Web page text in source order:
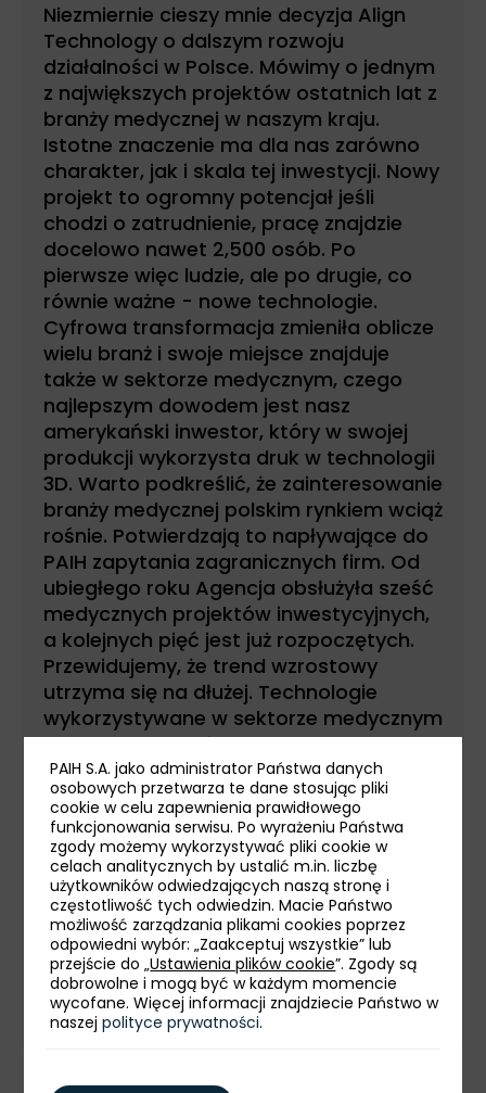
Niezmiernie cieszy mnie decyzja Align
Technology o dalszym rozwoju
działalności w Polsce. Mówimy o jednym
z największych projektów ostatnich lat z
branży medycznej w naszym kraju.
Istotne znaczenie ma dla nas zarówno
charakter, jak i skala tej inwestycji. Nowy
projekt to ogromny potencjał jeśli
chodzi o zatrudnienie, pracę znajdzie
docelowo nawet 2,500 osób. Po
pierwsze więc ludzie, ale po drugie, co
równie ważne - nowe technologie.
Cyfrowa transformacja zmieniła oblicze
wielu branż i swoje miejsce znajduje
także w sektorze medycznym, czego
najlepszym dowodem jest nasz
amerykański inwestor, który w swojej
produkcji wykorzysta druk w technologii
3D. Warto podkreślić, że zainteresowanie
branży medycznej polskim rynkiem wciąż
rośnie. Potwierdzają to napływające do
PAIH zapytania zagranicznych firm. Od
ubiegłego roku Agencja obsłużyła sześć
medycznych projektów inwestycyjnych,
a kolejnych pięć jest już rozpoczętych.
Przewidujemy, że trend wzrostowy
utrzyma się na dłużej. Technologie
wykorzystywane w sektorze medycznym
są teraz wszystkim bardzo potrzebne.
Chcę też podkreślić, że Wrocław to
idealna lokalizacja dla tego typu
inwestycji. Miasto jest wiodącym
ośrodkiem innowacji z silnym zapleczem
akademickim i największą w kraju liczbą
jednostek badawczo-rozwojowych. W
tej ostatniej kategorii od 2018 roku swój
udział ma też Align Technology -
komentuje Krzysztof Drynda, prezes
Polskiej Agencji Inwestycji i Handlu.
PAIH S.A. jako administrator Państwa danych
osobowych przetwarza te dane stosując pliki
cookie w celu zapewnienia prawidłowego
funkcjonowania serwisu. Po wyrażeniu Państwa
zgody możemy wykorzystywać pliki cookie w
celach analitycznych by ustalić m.in. liczbę
użytkowników odwiedzających naszą stronę i
częstotliwość tych odwiedzin. Macie Państwo
możliwość zarządzania plikami cookies poprzez
odpowiedni wybór: „Zaakceptuj wszystkie” lub
przejście do „Ustawienia plików cookie”. Zgody są
dobrowolne i mogą być w każdym momencie
wycofane. Więcej informacji znajdziecie Państwo w
naszejpolityce prywatności.